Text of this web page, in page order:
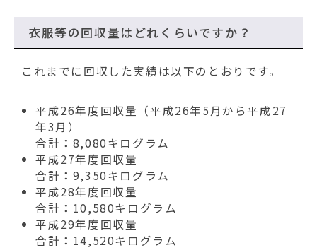
衣服等の回収量はどれくらいですか？
これまでに回収した実績は以下のとおりです。
平成26年度回収量（平成26年5月から平成27
年3月）
合計：8,080キログラム
平成27年度回収量
合計：9,350キログラム
平成28年度回収量
合計：10,580キログラム
平成29年度回収量
合計：14,520キログラム